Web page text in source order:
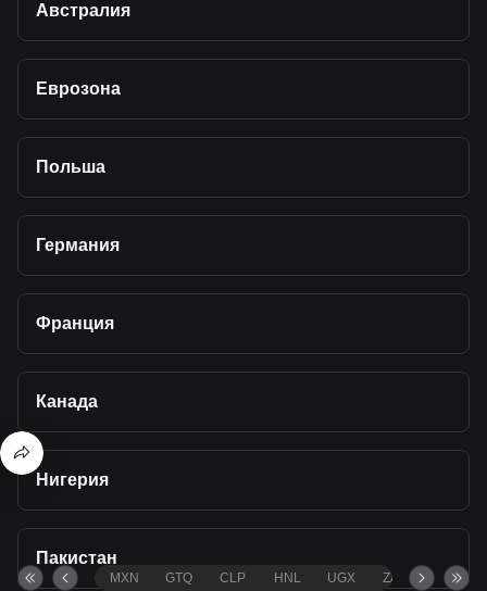
Австралия
Еврозона
Польша
Германия
Франция
Канада
Нигерия
Пакистан
MXN GTQ CLP HNL UGX ZAR TND